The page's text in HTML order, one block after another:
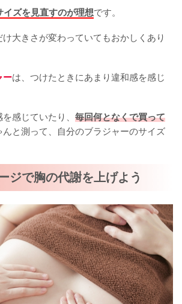
イズを見直すのが理想です。
大きさが変わっていてもおかしくあり
ーは、つけたときにあまり違和感を感じ
感じていたり、 毎回何となくで買って
んと測って、自分のブラジャーのサイズ
ジで胸の代謝を上げよう